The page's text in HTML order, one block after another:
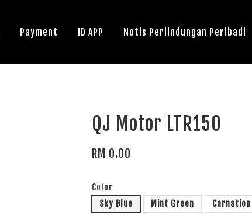
Payment ID APP Notis Perlindungan Peribadi
QJ Motor LTR150
RM 0.00
Color
Sky Blue
Mint Green Carnation